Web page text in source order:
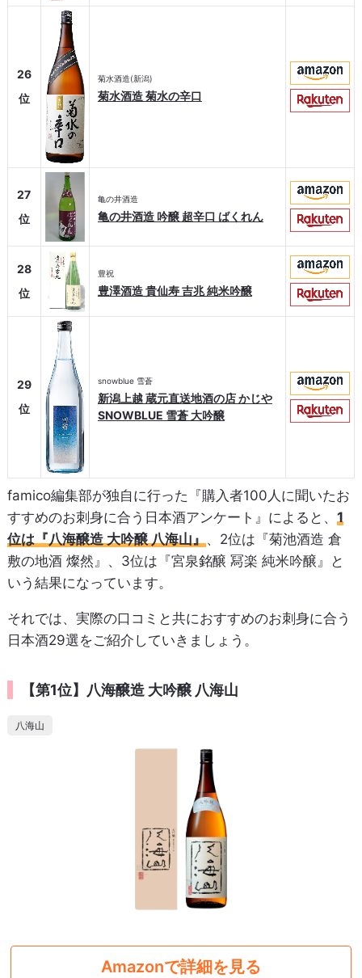
26
位
菊水酒造(新潟)
菊水酒造 菊水の辛口
27
位
亀の井酒造
亀の井酒造 吟醸 超辛口 ばくれん
28
位
豊祝
‎豊澤酒造 貴仙寿 吉兆 純米吟醸
29
位
snowblue 雪蒼
新潟上越 蔵元直送地酒の店 かじや
SNOWBLUE 雪蒼 大吟醸
famico編集部が独自に行った『購入者100人に聞いたお
すすめのお刺身に合う日本酒アンケート』によると、 1
位は『‎八海醸造 大吟醸 八海山』、2位は『菊池酒造 倉
敷の地酒 燦然』、3位は『宮泉銘醸 冩楽 純米吟醸』と
いう結果になっています。
それでは、実際の口コミと共におすすめのお刺身に合う
日本酒29選をご紹介していきましょう。
【第1位】‎八海醸造 大吟醸 八海山
八海山
Amazonで詳細を見る